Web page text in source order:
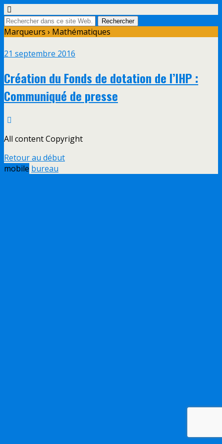
Marqueurs › Mathématiques
21 septembre 2016
Création du Fonds de dotation de l’IHP :
Communiqué de presse
All content Copyright
Retour au début
mobile bureau